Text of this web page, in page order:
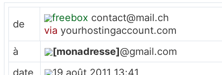
de
freebox contact@mail.ch
via yourhostingaccount.com
à
[monadresse]@gmail.com
date
19 août 2011 13:41